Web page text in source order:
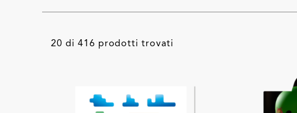
20 di 416 prodotti trovati